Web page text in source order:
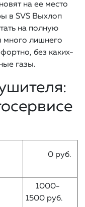
на ее место
в SVS Выхлоп
на полную
много лишнего
без каких-
газы.
0 руб.
1000-
1500 руб.